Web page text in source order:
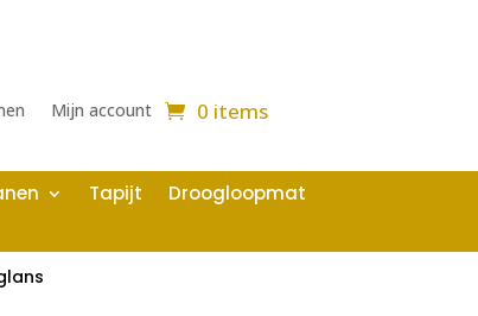
Mijn account 0 items
Tapijt
Droogloopmat